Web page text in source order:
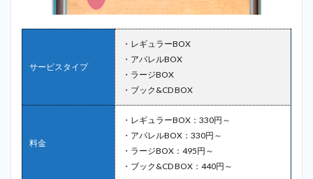
サービスタイプ
・レギュラーBOX
・アパレルBOX
・ラージBOX
・ブック&CD BOX
料金
・レギュラーBOX：330円～
・アパレルBOX：330円～
・ラージBOX：495円～
・ブック&CD BOX：440円～